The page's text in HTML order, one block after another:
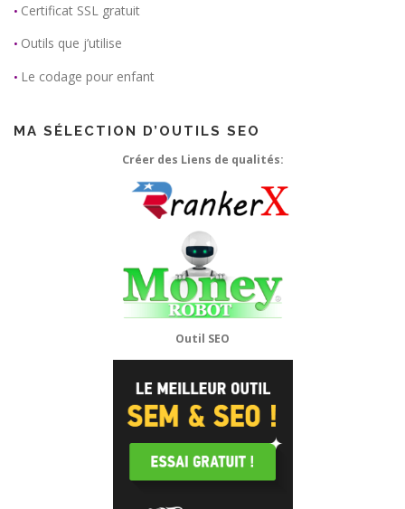
• Certificat SSL gratuit
• Outils que j’utilise
• Le codage pour enfant
MA SÉLECTION D’OUTILS SEO
Créer des Liens de qualités:
Outil SEO